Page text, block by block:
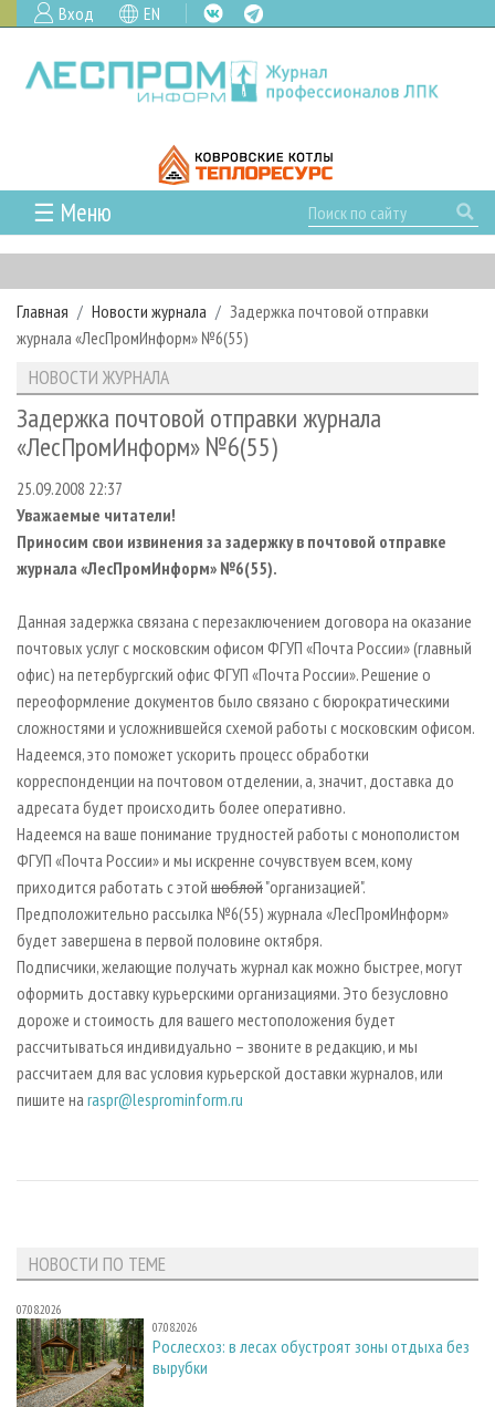
Вход EN
☰ Меню
ГЛАВНАЯ
РУБРИКИ И ТЕМЫ
РУБРИКИ ЖУРНАЛА
ЛЕСОЗАГОТОВКА
ЛЕСОПИЛЕНИЕ
СУШКА ДРЕВЕСИНЫ
ПРОИЗВОДСТВО ДРЕВЕСНЫХ ПЛИТ
ДЕРЕВЯННОЕ ДОМОСТРОЕНИЕ
ПРОИЗВОДСТВО МЕБЕЛИ
БИОЭНЕРГЕТИКА
ЦБП
ИНСТРУМЕНТ И МАТЕРИАЛЫ
НОВОСТИ
НОВОСТИ ЛПК
НОВОСТИ ЖУРНАЛА
ПРОЕКТЫ ЛПИ
АНАЛИТИКА
ПРЕДПРИЯТИЯ ЛПК
ПЕРСОНЫ
МОБИЛЬНЫЕ ВЫСТАВКИ
ОФИЦИАЛЬНЫЕ ДЕЛЕГАЦИИ
ПРИОРИТЕТНЫЕ ИНВЕСТПРОЕКТЫ
RUSSIAN FORESTRY REVIEW
ГАЗЕТА ЛЕСПРОМФОРУМ
БИБЛИОТЕКА СПЕЦИАЛИСТА
АРХИВ ЖУРНАЛОВ
О ЖУРНАЛЕ
ПОДПИСКА
КОНТАКТЫ
РЕКЛАМОДАТЕЛЯМ
РЕКЛАМА
РЕКЛАМА НА САЙТЕ
Главная Новости журнала
Задержка почтовой отправки
журнала «ЛесПромИнформ» №6(55)
НОВОСТИ ЖУРНАЛА
Задержка почтовой отправки журнала
«ЛесПромИнформ» №6(55)
25.09.2008 22:37
Уважаемые читатели!
Приносим свои извинения за задержку в почтовой отправке
журнала «ЛесПромИнформ» №6(55).
Данная задержка связана с перезаключением договора на оказание
почтовых услуг с московским офисом ФГУП «Почта России» (главный
офис) на петербургский офис ФГУП «Почта России». Решение о
переоформление документов было связано с бюрократическими
сложностями и усложнившейся схемой работы с московским офисом.
Надеемся, это поможет ускорить процесс обработки
корреспонденции на почтовом отделении, а, значит, доставка до
адресата будет происходить более оперативно.
Надеемся на ваше понимание трудностей работы с монополистом
ФГУП «Почта России» и мы искренне сочувствуем всем, кому
приходится работать с этой шоблой"организацией".
Предположительно рассылка №6(55) журнала «ЛесПромИнформ»
будет завершена в первой половине октября.
Подписчики, желающие получать журнал как можно быстрее, могут
оформить доставку курьерскими организациями. Это безусловно
дороже и стоимость для вашего местоположения будет
рассчитываться индивидуально – звоните в редакцию, и мы
рассчитаем для вас условия курьерской доставки журналов, или
пишите на raspr@lesprominform.ru
НОВОСТИ ПО ТЕМЕ
07.08.2026
07.08.2026
Рослесхоз: в лесах обустроят зоны отдыха без
вырубки